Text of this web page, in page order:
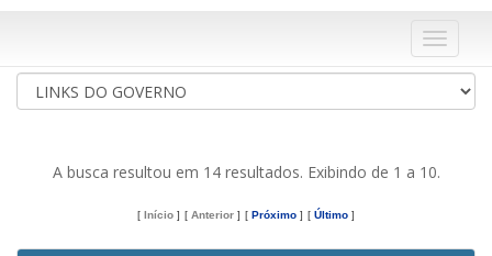
Menu
A busca resultou em 14 resultados. Exibindo de 1 a 10.
[ Início ] [ Anterior ] [ Próximo ] [ Último ]